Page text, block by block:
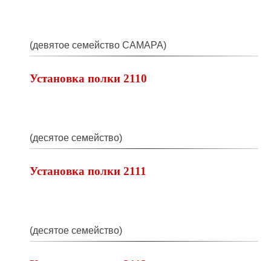
(девятое семейство САМАРА)
Установка полки 2110
(десятое семейство)
Установка полки 2111
(десятое семейство)